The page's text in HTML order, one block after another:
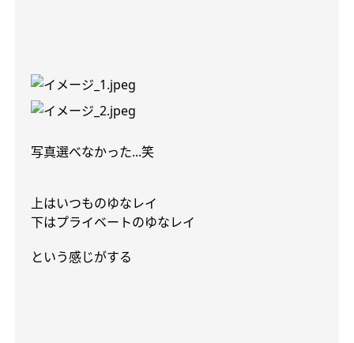
写真選べなかった...笑
上はいつものゆなレイ
下はプライベートのゆなレイ
という感じがする